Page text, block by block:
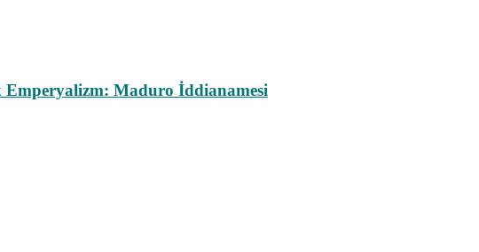
Maduro İddianamesi